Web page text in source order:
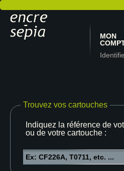
MON
Trouvez vos cartouches
Indiquez la référence de
ou de votre cartouche :